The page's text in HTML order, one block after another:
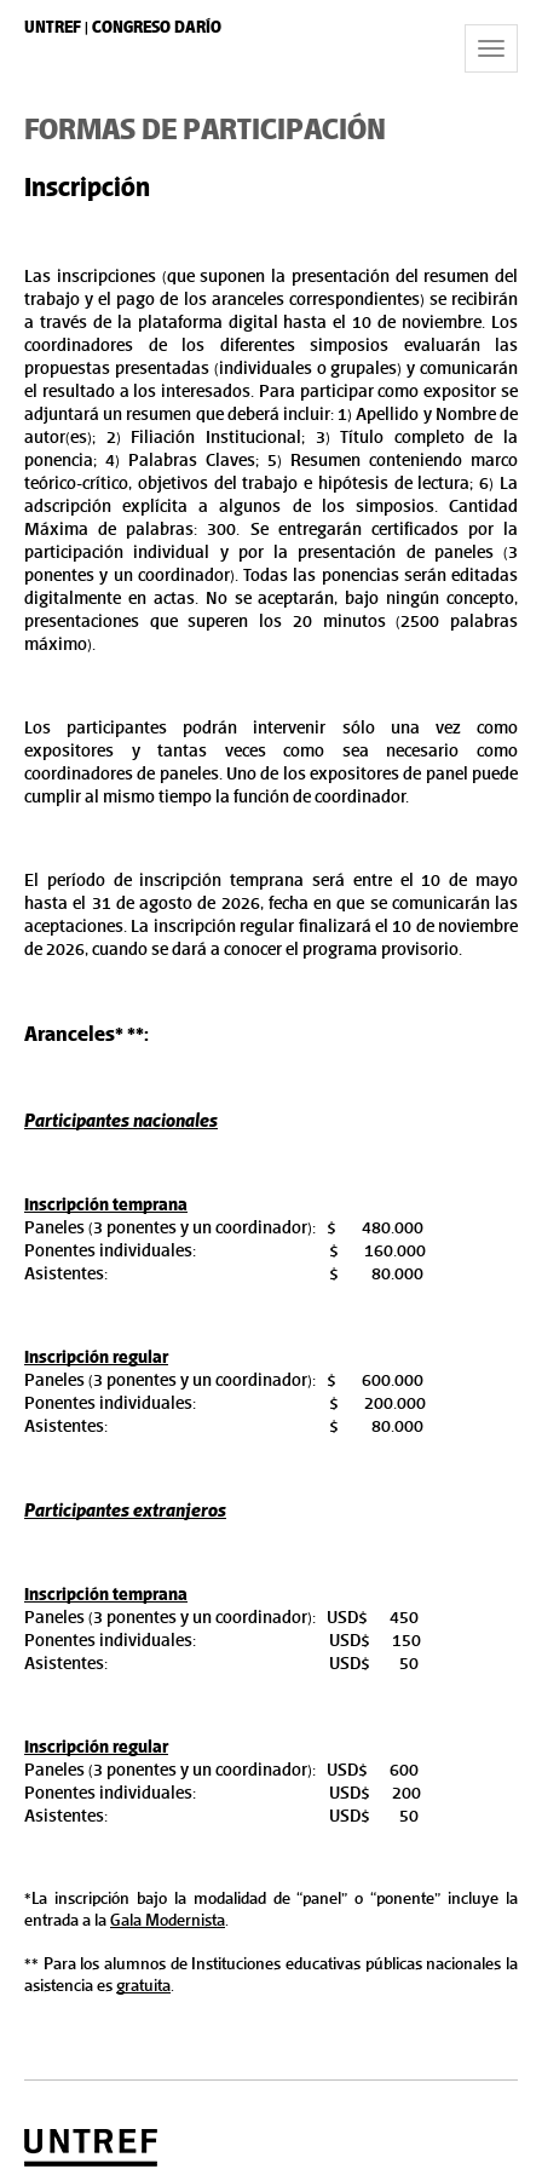
Toggle
UNTREF | CONGRESO DARÍO
FORMAS DE PARTICIPACIÓN
Inscripción
Las inscripciones (que suponen la presentación del resumen del
trabajo y el pago de los aranceles correspondientes) se recibirán
a través de la plataforma digital hasta el 10 de noviembre. Los
coordinadores de los diferentes simposios evaluarán las
propuestas presentadas (individuales o grupales) y comunicarán
el resultado a los interesados. Para participar como expositor se
adjuntará un resumen que deberá incluir: 1) Apellido y Nombre de
autor(es); 2) Filiación Institucional; 3) Título completo de la
ponencia; 4) Palabras Claves; 5) Resumen conteniendo marco
teórico-crítico, objetivos del trabajo e hipótesis de lectura; 6) La
adscripción explícita a algunos de los simposios. Cantidad
Máxima de palabras: 300. Se entregarán certificados por la
participación individual y por la presentación de paneles (3
ponentes y un coordinador). Todas las ponencias serán editadas
digitalmente en actas. No se aceptarán, bajo ningún concepto,
presentaciones que superen los 20 minutos (2500 palabras
máximo).
Los participantes podrán intervenir sólo una vez como
expositores y tantas veces como sea necesario como
coordinadores de paneles. Uno de los expositores de panel puede
cumplir al mismo tiempo la función de coordinador.
El período de inscripción temprana será entre el 10 de mayo
hasta el 31 de agosto de 2026, fecha en que se comunicarán las
aceptaciones. La inscripción regular finalizará el 10 de noviembre
de 2026, cuando se dará a conocer el programa provisorio.
Aranceles* **:
Participantes nacionales
Inscripción temprana
Paneles (3 ponentes y un coordinador): $       480.000
Ponentes individuales:
$       160.000
Asistentes:
$         80.000
Inscripción regular
Paneles (3 ponentes y un coordinador): $       600.000
Ponentes individuales:
$       200.000
Asistentes:
$         80.000
Participantes extranjeros
Inscripción temprana
Paneles (3 ponentes y un coordinador): USD$      450
Ponentes individuales:
USD$      150
Asistentes:
USD$        50
Inscripción regular
Paneles (3 ponentes y un coordinador): USD$      600
Ponentes individuales:
USD$      200
Asistentes:
USD$        50
*La inscripción bajo la modalidad de “panel” o “ponente” incluye la
entrada a la Gala Modernista.
** Para los alumnos de Instituciones educativas públicas nacionales la
asistencia es gratuita.